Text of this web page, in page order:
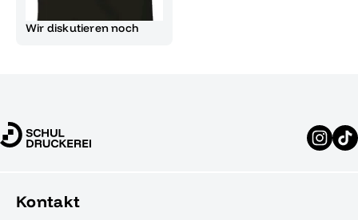
Wir diskutieren noch
Kontakt